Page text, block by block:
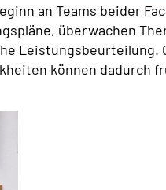
an Teams beider
überwachen
Leistungsbeurteilung.
können dadurch